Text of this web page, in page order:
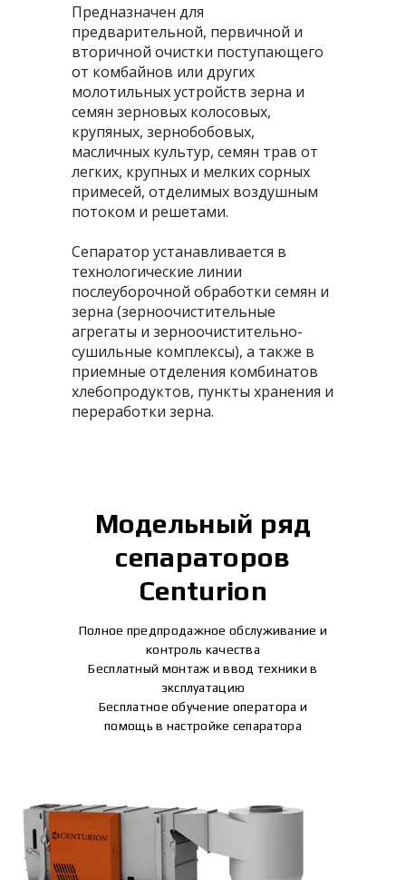
Предназначен для
предварительной, первичной и
вторичной очистки поступающего
от комбайнов или других
молотильных устройств зерна и
семян зерновых колосовых,
крупяных, зернобобовых,
масличных культур, семян трав от
легких, крупных и мелких сорных
примесей, отделимых воздушным
потоком и решетами.
Сепаратор устанавливается в
технологические линии
послеуборочной обработки семян и
зерна (зерноочистительные
агрегаты и зерноочистительно-
сушильные комплексы), а также в
приемные отделения комбинатов
хлебопродуктов, пункты хранения и
переработки зерна.
Модельный ряд
сепараторов
Centurion
Полное предпродажное обслуживание и
контроль качества
Бесплатный монтаж и ввод техники в
эксплуатацию
Бесплатное обучение оператора и
помощь в настройке сепаратора